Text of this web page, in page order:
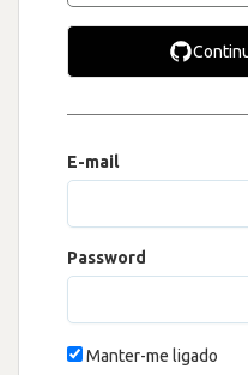
E-mail
Password
Manter-me ligado